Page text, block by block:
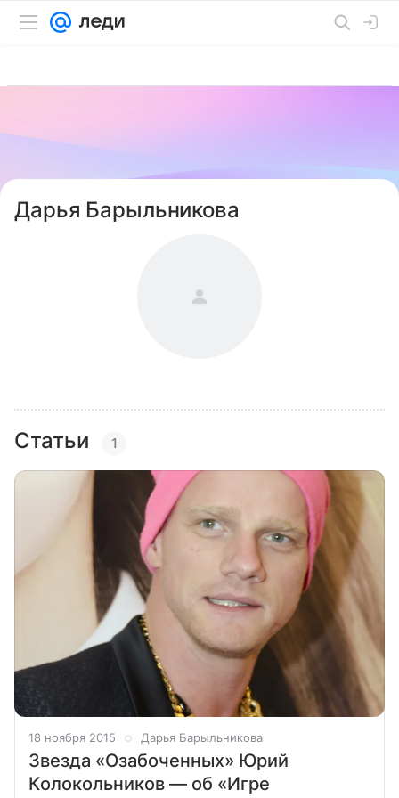
Дарья Барыльникова
Статьи 1
18 ноября 2015 Дарья Барыльникова
Звезда «Озабоченных» Юрий
Колокольников — об «Игре